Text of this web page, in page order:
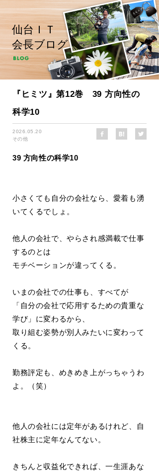
仙台ＩＴ
会長ブログ
『ヒミツ』第12巻 39 方向性の
科学10
2026.05.20
その他
39 方向性の科学10
小さくても自分の会社なら、愛着も湧
いてくるでしょ。
他人の会社で、やらされ感満載で仕事
するのとは
モチベーションが違ってくる。
いまの会社での仕事も、すべてが
「自分の会社で応用するための貴重な
学び」に変わるから、
取り組む姿勢が別人みたいに変わって
くる。
勤務評定も、めきめき上がっちゃうわ
よ。（笑）
他人の会社には定年があるけれど、自
社株主に定年なんてない。
きちんと収益化できれば、一生涯あな